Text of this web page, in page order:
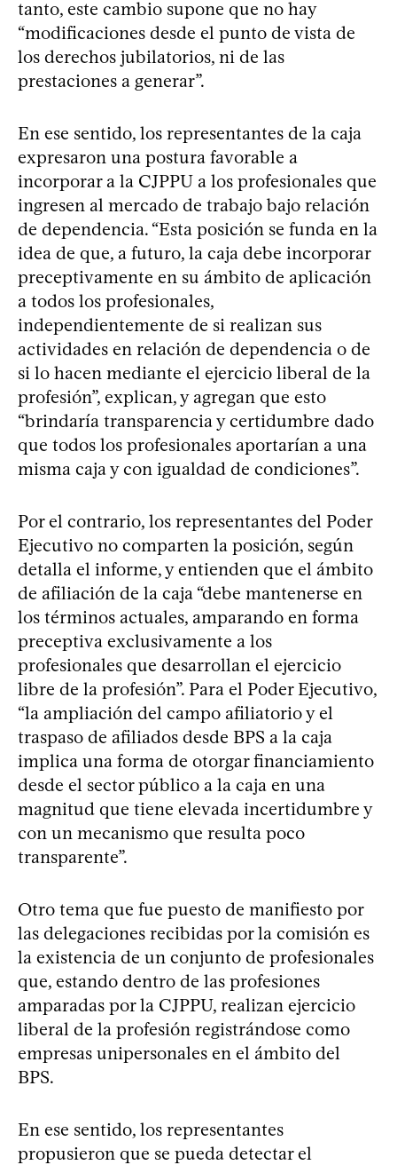
tanto, este cambio supone que no hay
“modificaciones desde el punto de vista de
los derechos jubilatorios, ni de las
prestaciones a generar”.
En ese sentido, los representantes de la caja
expresaron una postura favorable a
incorporar a la CJPPU a los profesionales que
ingresen al mercado de trabajo bajo relación
de dependencia. “Esta posición se funda en la
idea de que, a futuro, la caja debe incorporar
preceptivamente en su ámbito de aplicación
a todos los profesionales,
independientemente de si realizan sus
actividades en relación de dependencia o de
si lo hacen mediante el ejercicio liberal de la
profesión”, explican, y agregan que esto
“brindaría transparencia y certidumbre dado
que todos los profesionales aportarían a una
misma caja y con igualdad de condiciones”.
Por el contrario, los representantes del Poder
Ejecutivo no comparten la posición, según
detalla el informe, y entienden que el ámbito
de afiliación de la caja “debe mantenerse en
los términos actuales, amparando en forma
preceptiva exclusivamente a los
profesionales que desarrollan el ejercicio
libre de la profesión”. Para el Poder Ejecutivo,
“la ampliación del campo afiliatorio y el
traspaso de afiliados desde BPS a la caja
implica una forma de otorgar financiamiento
desde el sector público a la caja en una
magnitud que tiene elevada incertidumbre y
con un mecanismo que resulta poco
transparente”.
Otro tema que fue puesto de manifiesto por
las delegaciones recibidas por la comisión es
la existencia de un conjunto de profesionales
que, estando dentro de las profesiones
amparadas por la CJPPU, realizan ejercicio
liberal de la profesión registrándose como
empresas unipersonales en el ámbito del
BPS.
En ese sentido, los representantes
propusieron que se pueda detectar el